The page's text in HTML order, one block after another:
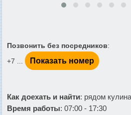
Позвонить без посредников:
+7 ...
Показать номер
Как доехать и найти: рядом
Время работы: 07:00 - 17:30